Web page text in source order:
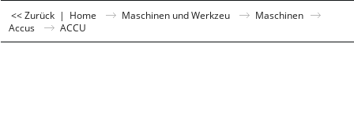
<< Zurück | Home Maschinen und Werkzeu
Maschinen
Accus
ACCU